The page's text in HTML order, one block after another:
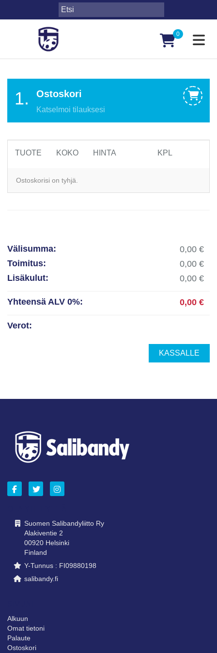
0
1. Ostoskori
Katselmoi tilauksesi
TUOTE KOKO HINTA KPL
Ostoskorisi on tyhjä.
Välisumma:
Toimitus:
Lisäkulut:
Yhteensä ALV 0%:
Verot:
KASSALLE
Suomen Salibandyliitto Ry
Alakiventie 2
00920 Helsinki
Finland
Y-Tunnus : FI09880198
salibandy.fi
Alkuun
Omat tietoni
Palaute
Ostoskori